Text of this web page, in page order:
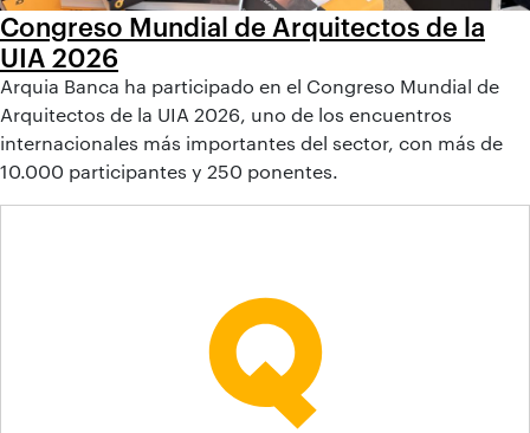
Congreso Mundial de Arquitectos de la
UIA 2026
Arquia Banca ha participado en el Congreso Mundial de
Arquitectos de la UIA 2026, uno de los encuentros
internacionales más importantes del sector, con más de
10.000 participantes y 250 ponentes.